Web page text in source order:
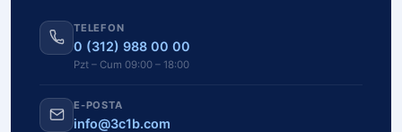
TELEFON
0 (312) 988 00 00
Pzt – Cum 09:00 – 18:00
E-POSTA
info@3c1b.com